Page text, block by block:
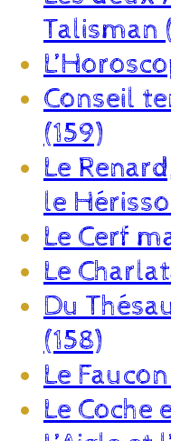
Talisman
Conseil
(159)
Le
le
Le Cerf
Le
Du
(158)
Le
Le Coche